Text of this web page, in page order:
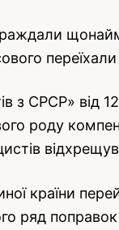
з СРСР» від
країни
ряд